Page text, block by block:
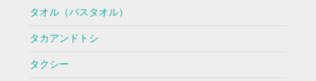
タオル（バスタオル）
タカアンドトシ
タクシー